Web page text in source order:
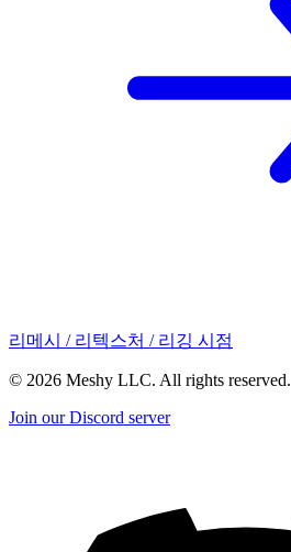
리메시 / 리텍스처 / 리깅 시점
© 2026 Meshy LLC. All rights reserved.
Join our Discord server